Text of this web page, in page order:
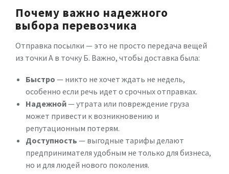
Почему важно надежного
выбора перевозчика
Отправка посылки — это не просто передача вещей
из точки А в точку Б. Важно, чтобы доставка была:
Быстро — никто не хочет ждать не недель,
особенно если речь идет о срочных отправках.
Надежной— утрата или повреждение груза
может привести к возникновению и
репутационным потерям.
Доступность — выгодные тарифы делают
предпринимателя удобным не только для бизнеса,
но и для людей нового поколения.